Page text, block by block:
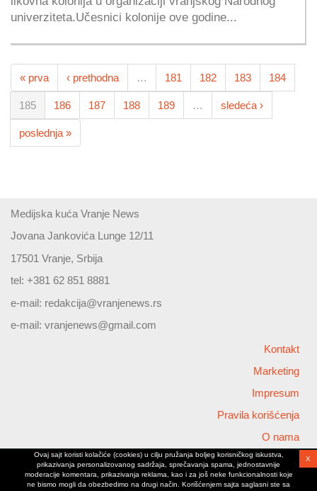
univerziteta.Učesnici kolonije ove godine...
« prva ‹ prethodna … 181 182 183 184
185 186 187 188 189 … sledeća ›
poslednja »
Medijska kuća Vranje News
Jovana Jankovića Lunge 12/11
17501 Vranje, Srbija
tel: +381 62 851 8881
e-mail: redakcija@vranjenews.rs
e-mail: vranjenews@gmail.com
Kontakt
Marketing
Impresum
Pravila korišćenja
O nama
Copyright © 2026 Vranjenews
All rights reserved
www.vranjenews.rs
Ovaj sajt koristi kolačiće (cookies) u cilju pružanja boljeg korisničkog iskustva,
prikazivanja personalizovanog sadržaja, sprečavanja spama, jednostavnije
moderacije komentara, prikazivanja reklama, kao i za još neke funkcionalnosti koje
ne bismo mogli da obezbedimo na drugi način. Korišćenjem sajta saglasni ste sa
X